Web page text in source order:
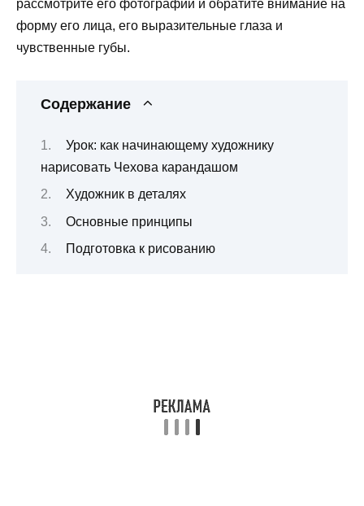
рассмотрите его фотографии и обратите внимание на
форму его лица, его выразительные глаза и
чувственные губы.
Содержание
Урок: как начинающему художнику
нарисовать Чехова карандашом
Художник в деталях
Основные принципы
Подготовка к рисованию